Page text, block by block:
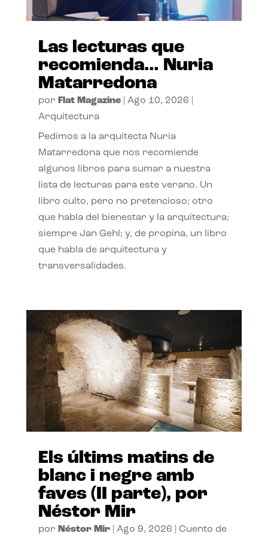
Las lecturas que
recomienda… Nuria
Matarredona
por Flat Magazine| Ago 10, 2026
Arquitectura
Pedimos a la arquitecta Nuria
Matarredona que nos recomiende
algunos libros para sumar a nuestra
lista de lecturas para este verano. Un
libro culto, pero no pretencioso; otro
que habla del bienestar y la arquitectura;
siempre Jan Gehl; y, de propina, un libro
que habla de arquitectura y
transversalidades.
Els últims matins de
blanc i negre amb
faves (II parte), por
Néstor Mir
por Néstor Mir| Ago 9, 2026
Cuento de